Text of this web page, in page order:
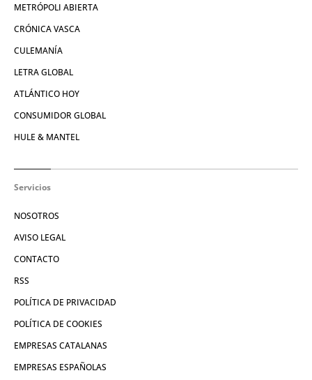
METRÓPOLI ABIERTA
CRÓNICA VASCA
CULEMANÍA
LETRA GLOBAL
ATLÁNTICO HOY
CONSUMIDOR GLOBAL
HULE & MANTEL
Servicios
NOSOTROS
AVISO LEGAL
CONTACTO
RSS
POLÍTICA DE PRIVACIDAD
POLÍTICA DE COOKIES
EMPRESAS CATALANAS
EMPRESAS ESPAÑOLAS